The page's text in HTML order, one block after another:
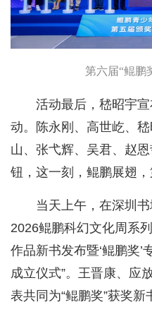
第六届“鲲鹏
活动最后，嵇昭宇宣
动。陈永刚、高世屹、
山、张弋辉、吴君、赵
钮，这一刻，鲲鹏展翅，
当天上午，在深圳
2026鲲鹏科幻文化周系
作品新书发布暨‘鲲鹏奖
成立仪式”。王晋康、应
表共同为“鲲鹏奖”获奖新